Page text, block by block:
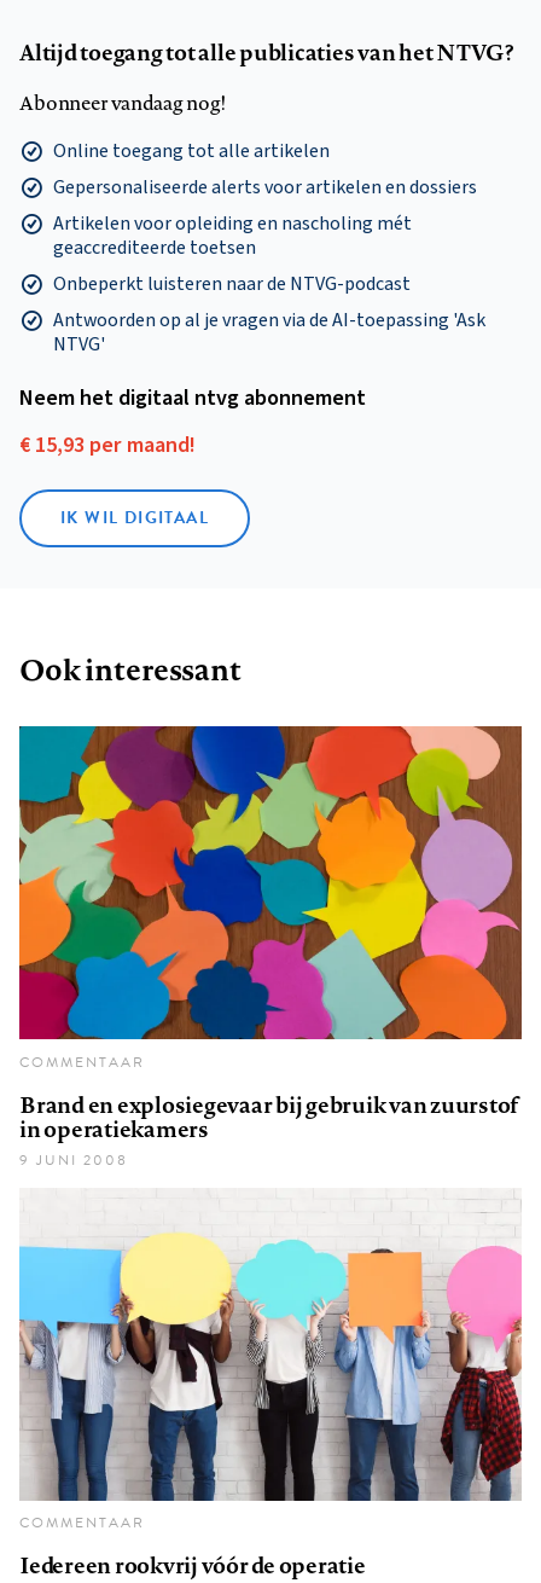
Altijd toegang tot alle publicaties van het NTVG?
Abonneer vandaag nog!
Online toegang tot alle artikelen
Gepersonaliseerde alerts voor artikelen en dossiers
Artikelen voor opleiding en nascholing mét
geaccrediteerde toetsen
Onbeperkt luisteren naar de NTVG-podcast
Antwoorden op al je vragen via de AI-toepassing 'Ask
NTVG'
Neem het digitaal ntvg abonnement
€ 15,93 per maand!
IK WIL DIGITAAL
Ook interessant
COMMENTAAR
Brand en explosiegevaar bij gebruik van zuurstof
in operatiekamers
9 JUNI 2008
COMMENTAAR
Iedereen rookvrij vóór de operatie